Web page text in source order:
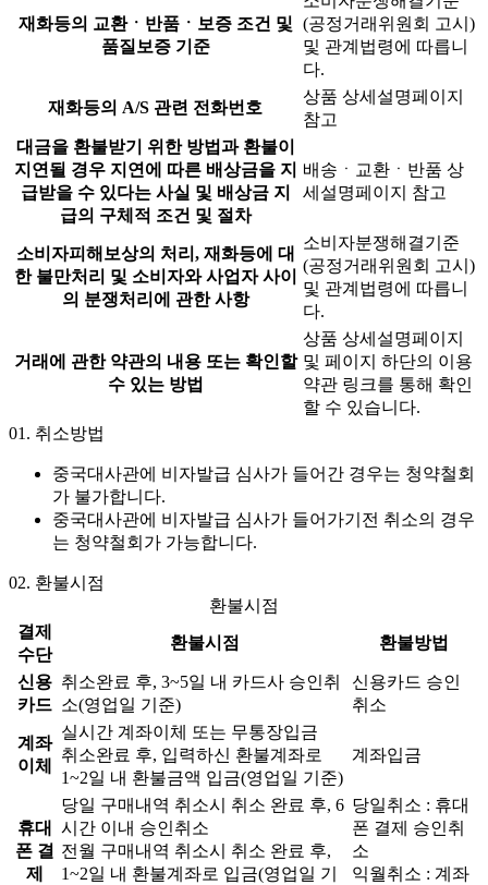
재화등의 교환ㆍ반품ㆍ보증 조건 및
품질보증 기준
(공정거래위원회 고시)
및 관계법령에 따릅니
다.
재화등의 A/S 관련 전화번호
상품 상세설명페이지
참고
대금을 환불받기 위한 방법과 환불이
지연될 경우 지연에 따른 배상금을 지
급받을 수 있다는 사실 및 배상금 지
급의 구체적 조건 및 절차
배송ㆍ교환ㆍ반품 상
세설명페이지 참고
소비자피해보상의 처리, 재화등에 대
한 불만처리 및 소비자와 사업자 사이
의 분쟁처리에 관한 사항
소비자분쟁해결기준
(공정거래위원회 고시)
및 관계법령에 따릅니
다.
거래에 관한 약관의 내용 또는 확인할
수 있는 방법
상품 상세설명페이지
및 페이지 하단의 이용
약관 링크를 통해 확인
할 수 있습니다.
01. 취소방법
중국대사관에 비자발급 심사가 들어간 경우는 청약철회
가 불가합니다.
중국대사관에 비자발급 심사가 들어가기전 취소의 경우
는 청약철회가 가능합니다.
02. 환불시점
환불시점
결제
수단
환불시점 환불방법
신용
카드
취소완료 후, 3~5일 내 카드사 승인취
소(영업일 기준)
신용카드 승인
취소
계좌
이체
실시간 계좌이체 또는 무통장입금
취소완료 후, 입력하신 환불계좌로
1~2일 내 환불금액 입금(영업일 기준)
계좌입금
휴대
폰 결
제
당일 구매내역 취소시 취소 완료 후, 6
시간 이내 승인취소
전월 구매내역 취소시 취소 완료 후,
1~2일 내 환불계좌로 입금(영업일 기
당일취소 : 휴대
폰 결제 승인취
소
익월취소 : 계좌